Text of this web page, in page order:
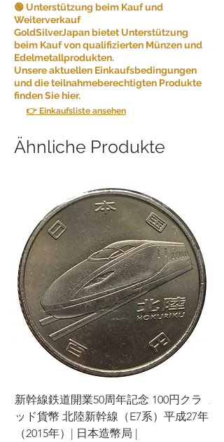
🟢 Unterstützung beim Kauf und
Weiterverkauf
GoldSilverJapan bietet Unterstützung
beim Kauf von qualifizierten Münzen und
Edelmetallprodukten.
Unsere aktuellen Einkaufsbedingungen
und die teilnahmeberechtigten Produkte
finden Sie hier.
👉 Einkaufsliste ansehen
Ähnliche Produkte
新幹線鉄道開業50周年記念 100円クラ
ッド貨幣 北陸新幹線（E7系）平成27年
（2015年）| 日本造幣局 |